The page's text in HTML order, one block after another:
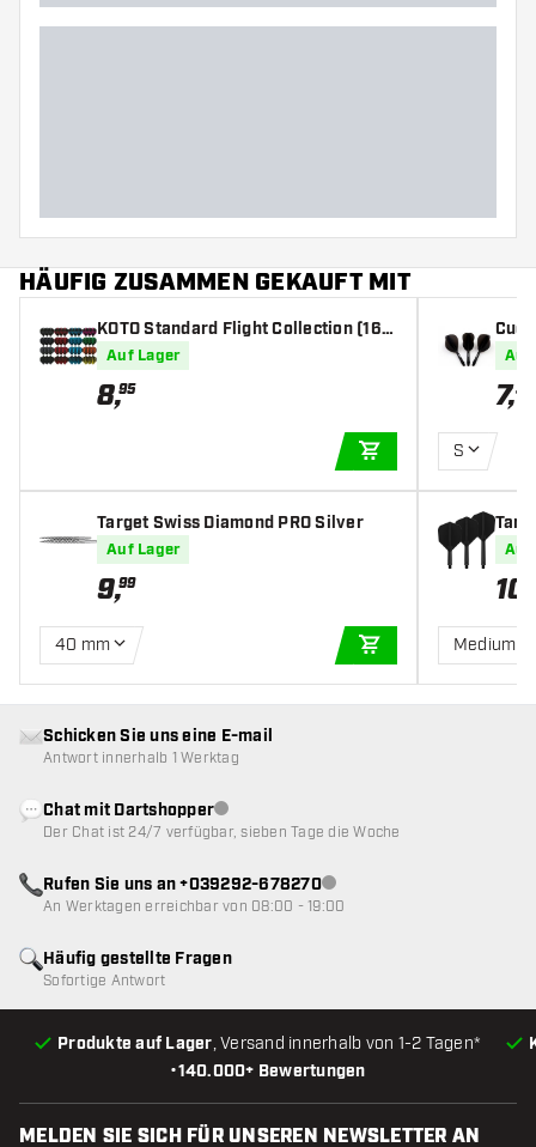
HÄUFIG ZUSAMMEN GEKAUFT MIT
KOTO Standard Flight Collection (16 s
ets) - Dart Flights
Auf Lager
8,95
IN DEN
Target Swiss Diamond PRO Silver
Auf Lager
9,99
40 mm
IN DEN
st
Auf
7,35
S
Auf
10
Medium
•140.000+ Bewertungen
Produkte auf Lager, Versand innerhalb von 1-2 Tagen*
Häufig gestellte Fragen
Sofortige Antwort
Schicken Sie uns eine E-mail
Antwort innerhalb 1 Werktag
Chat mit DartshopperKundenservice nicht verfügbar
Der Chat ist 24/7 verfügbar, sieben Tage die Woche
Rufen Sie uns an +039292-678270Kundenservice nicht
An Werktagen erreichbar von 08:00 - 19:00
MELDEN SIE SICH FÜR UNSEREN NEWSLETTER AN